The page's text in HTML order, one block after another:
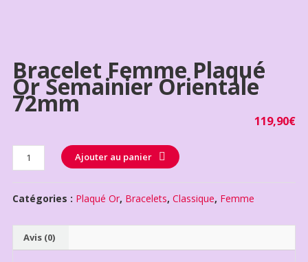
Bracelet Femme Plaqué
Or Semainier Orientale
72mm
119,90€
Quantité Ajouter au panier
Catégories : Plaqué Or, Bracelets, Classique, Femme
Avis (0)